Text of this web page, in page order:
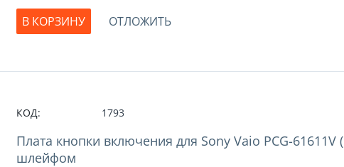
В КОРЗИНУ
ОТЛОЖИТЬ
КОД: 1793
Плата кнопки включения для Sony Vaio PCG-61611V
шлейфом